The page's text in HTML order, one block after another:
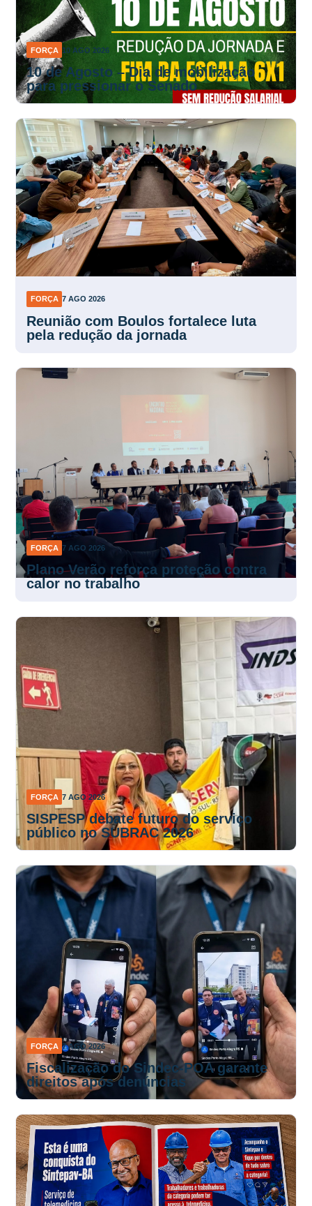
FORÇA 10 AGO 2026
10 de Agosto – Dia de mobilização
para pressionar o Senado
FORÇA 7 AGO 2026
Reunião com Boulos fortalece luta
pela redução da jornada
FORÇA 7 AGO 2026
Plano Verão reforça proteção contra
calor no trabalho
FORÇA 7 AGO 2026
SISPESP debate futuro do serviço
público no SUBRAC 2026
FORÇA 7 AGO 2026
Fiscalização do Sindec-POA garante
direitos após denúncias